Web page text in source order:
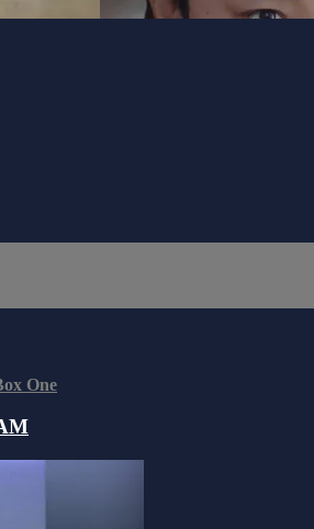
One